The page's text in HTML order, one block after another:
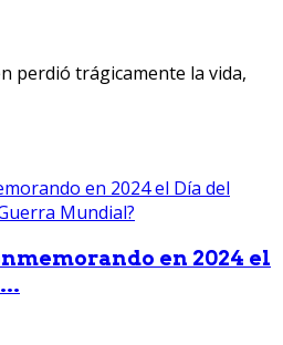
perdió trágicamente la vida,
en 2024 el